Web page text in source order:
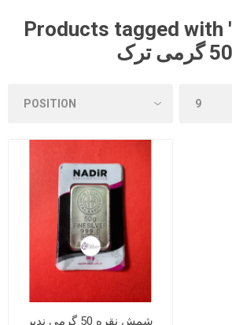
Products tagged with 'شمش نقره
شمش نقره 50 گرمی ندیر